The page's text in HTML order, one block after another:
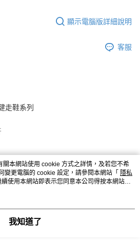
顯示電腦版詳細說明
客服
走鞋系列
本網站使用 cookie 方式之詳情，及若您不希
變更電腦的 cookie 設定，請參閱本網站「 隱私
使用本網站即表示您同意本公司得按本網站使
。
我知道了